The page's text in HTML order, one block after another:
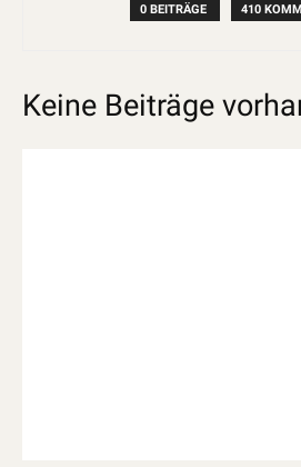
0 BEITRÄGE 410
Keine Beiträge